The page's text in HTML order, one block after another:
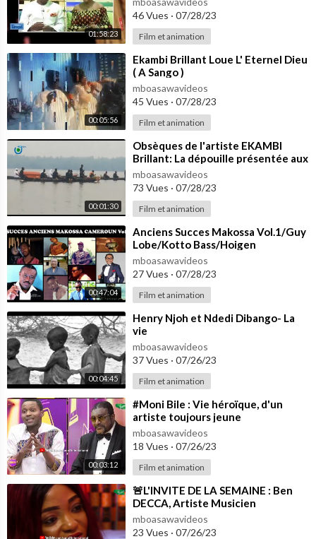
01:58:23
EQUINOXE TV
46 Vues · 07/28/23
Film et animation
00:05:56
⁣Ekambi Brillant Loue L' Eternel Dieu
( A Sango )
mboasawavideos
45 Vues · 07/28/23
Film et animation
00:01:30
⁣Obsèques de l'artiste EKAMBI
Brillant: La dépouille présentée aux
ancêtres
mboasawavideos
73 Vues · 07/28/23
Film et animation
00:47:04
⁣Anciens Succes Makossa Vol.1/Guy
Lobe/Kotto Bass/Hoigen
Ekwalla/Samson/Charlotte
Mbango/Ndedi Eyango
mboasawavideos
27 Vues · 07/28/23
Film et animation
00:04:45
⁣Henry Njoh et Ndedi Dibango- La
vie
mboasawavideos
37 Vues · 07/26/23
Film et animation
00:03:12
⁣#Moni Bile : Vie héroïque, d'un
artiste toujours jeune
mboasawavideos
18 Vues · 07/26/23
Film et animation
⁣🚨L'INVITE DE LA SEMAINE : Ben
DECCA, Artiste Musicien
mboasawavideos
23 Vues · 07/26/23